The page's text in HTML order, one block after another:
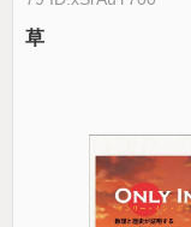
草